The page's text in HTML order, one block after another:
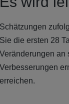
Schätzungen
Sie die ersten 28
Veränderungen an
Verbesserungen
erreichen.